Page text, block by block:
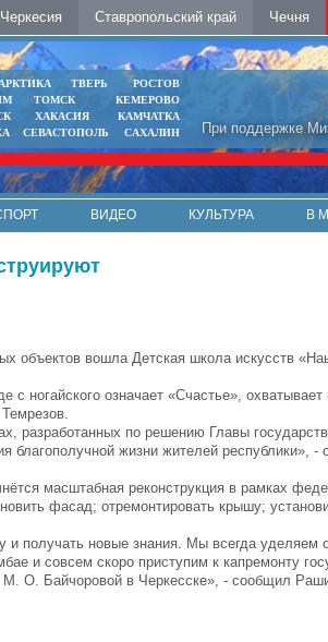
Ставропольский край Чечня
При поддержке
АРКТИКА ТВЕРЬ
РОСТОВ
ТОМСК
КЕМЕРОВО
ХАКАСИЯ
КАМЧАТКА
СЕВАСТОПОЛЬ САХАЛИН
ВИДЕО КУЛЬТУРА В
объектов вошла Детская школа искусств
с ногайского означает «Счастье», охватывает
разработанных по решению Главы
благополучной жизни жителей республики», -
масштабная реконструкция в рамках
фасад; отремонтировать крышу;
и получать новые знания. Мы всегда уделяем
и совсем скоро приступим к капремонту
М. О. Байчоровой в Черкесске», - сообщил